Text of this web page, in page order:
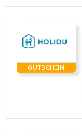
GUTSCHEIN